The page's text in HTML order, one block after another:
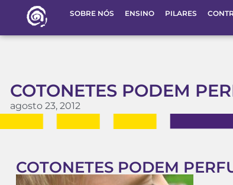
SOBRE NÓS ENSINO PILARES
COTONETES PODEM
agosto 23, 2012
COTONETES PODEM